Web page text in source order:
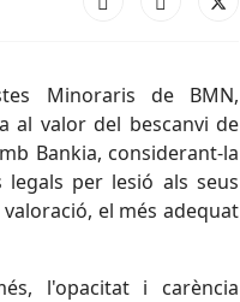
Minoraris de BMN,
al valor del bescanvi de
Bankia, considerant-la
per lesió als seus
el més adequat
l'opacitat i carència